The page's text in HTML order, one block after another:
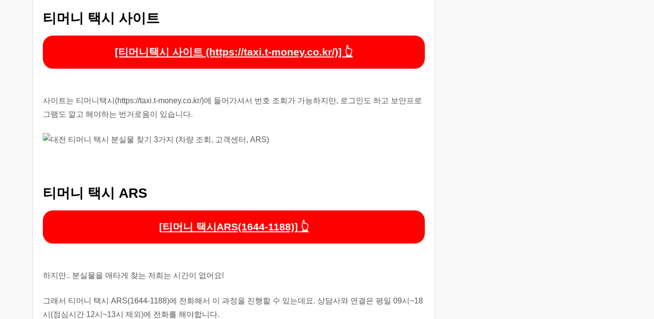
티머니 택시 사이트
[티머니택시 사이트 (https://taxi.t-money.co.kr/)] 👆
사이트는 티머니택시(https://taxi.t-money.co.kr/)에 들어가셔서 번호 조회가 가능하지만, 로그인도 하고 보안프로
그램도 깔고 해야하는 번거로움이 있습니다.
티머니 택시 ARS
[티머니 택시ARS(1644-1188)] 👆
하지만.. 분실물을 애타게 찾는 저희는 시간이 없어요!
그래서 티머니 택시 ARS(1644-1188)에 전화해서 이 과정을 진행할 수 있는데요. 상담사와 연결은 평일 09시~18
시(점심시간 12시~13시 제외)에 전화를 해야합니다.